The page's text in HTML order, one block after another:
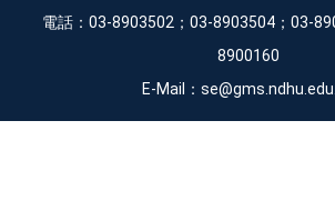
電話：03-8903502；03-8903504；03-
8900160
E-Mail：